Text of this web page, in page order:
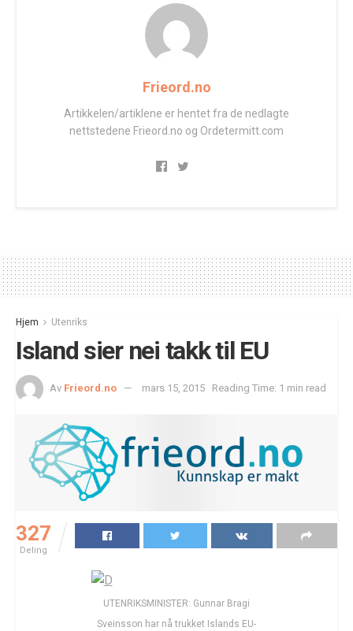
Frieord.no
Artikkelen/artiklene er hentet fra de nedlagte
nettstedene Frieord.no og Ordetermitt.com
Hjem Utenriks
Island sier nei takk til EU
Av Frieord.no mars 15, 2015 Reading Time: 1 min read
327
Deling
UTENRIKSMINISTER: Gunnar Bragi
Sveinsson har nå trukket Islands EU-